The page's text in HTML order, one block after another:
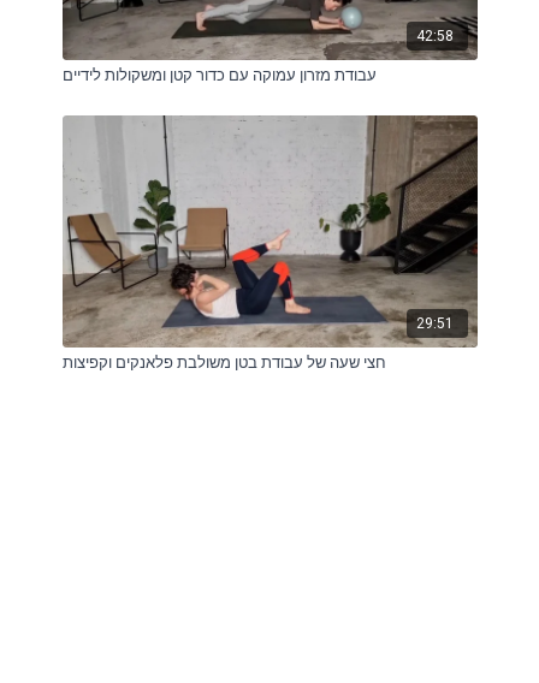
42:58
עבודת מזרון עמוקה עם כדור קטן ומשקולות לידיים
29:51
חצי שעה של עבודת בטן משולבת פלאנקים וקפיצות